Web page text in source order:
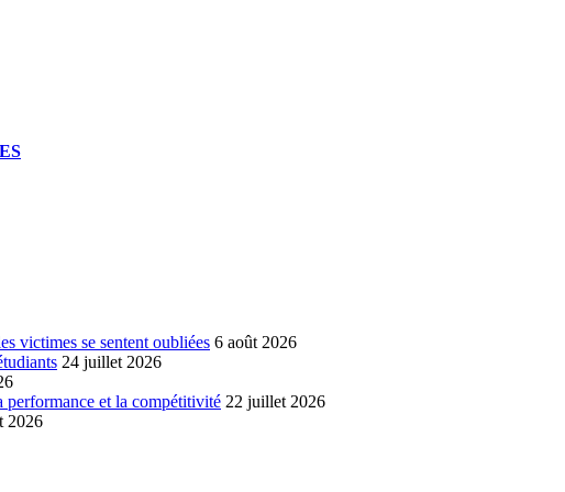
victimes se sentent oubliées 6 août 2026
24 juillet 2026
et la compétitivité 22 juillet 2026
2026